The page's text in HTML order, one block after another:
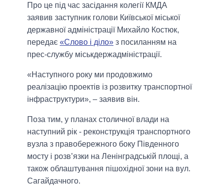
Про це під час засідання колегії КМДА
заявив заступник голови Київської міської
державної адміністрації Михайло Костюк,
передає «Слово і діло» з посиланням на
прес-службу міськдержадміністрації.
«Наступного року ми продовжимо
реалізацію проектів із розвитку транспортної
інфраструктури», – заявив він.
Поза тим, у планах столичної влади на
наступний рік - реконструкція транспортного
вузла з правобережного боку Південного
мосту і розв’язки на Ленінградській площі, а
також облаштування пішохідної зони на вул.
Сагайдачного.